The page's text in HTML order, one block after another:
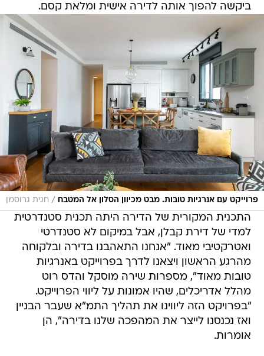
ביקשה להפוך אותה לדירה אישית ומלאת קסם.
פרוייקט עם אנרגיות טובות. מבט מכיוון הסלון אל המטבח / חגית גרוסמן
התכנית המקורית של הדירה היתה תכנית סטנדרטית
למדי של דירת קבלן, אבל במיקום לא סטנדרטי
ואטרקטיבי מאוד. "אנחנו התאהבנו בדירה ובלקוחה
מהרגע הראשון ויצאנו לדרך בפרוייקט באנרגיות
טובות מאוד", מספרות שירה מוסקל והדס רוט
מהלל אדריכלים, שהיו אמונות על ליווי הפרוייקט.
"בפרויקט הזה ליווינו את תהליך התמ"א שעבר הבניין
ואז נכנסנו לייצר את המהפכה שלנו בדירה", הן
אומרות.